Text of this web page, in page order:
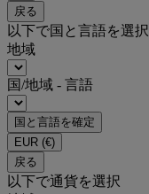
戻る
以下で国と言語を選択
地域
国/地域 - 言語
国と言語を確定
EUR (€)
戻る
以下で通貨を選択